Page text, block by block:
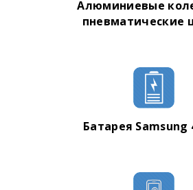
Алюминиевые
пневматические
Батарея Samsung